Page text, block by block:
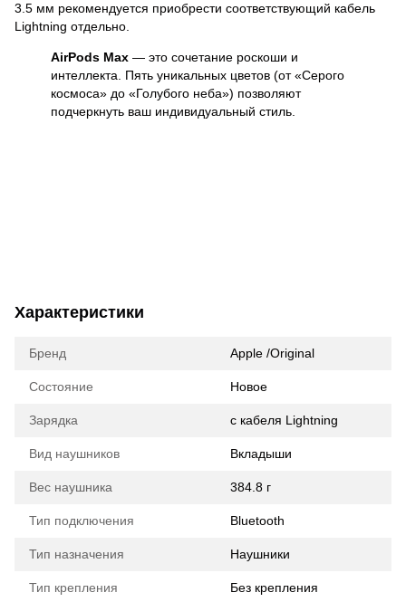
3.5 мм рекомендуется приобрести соответствующий кабель
Lightning отдельно.
AirPods Max — это сочетание роскоши и
интеллекта. Пять уникальных цветов (от «Серого
космоса» до «Голубого неба») позволяют
подчеркнуть ваш индивидуальный стиль.
Характеристики
Бренд Apple /Original
Состояние Новое
Зарядка с кабеля Lightning
Вид наушников Вкладыши
Вес наушника 384.8 г
Тип подключения Bluetooth
Тип назначения Наушники
Тип крепления Без крепления